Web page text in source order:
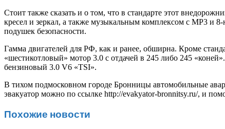
Стоит также сказать и о том, что в стандарте этот
кресел и зеркал, а также музыкальным комплексом с MP3 и
подушек безопасности.
Гамма двигателей для РФ, как и ранее, обширна. Кроме
«шестикотловый» мотор 3.0 с отдачей в 245 либо 245
бензиновый 3.0 V6 «TSI».
В тихом подмосковном городе Бронницы автомобильные
эвакуатор можно по ссылке http://evakyator-bronnitsy.ru/, и
Похожие новости